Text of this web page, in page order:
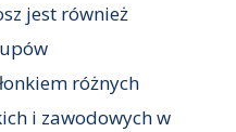
jest również
różnych
i zawodowych w